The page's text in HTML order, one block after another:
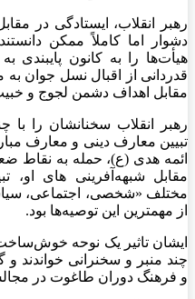
رهبر انقلاب، ایستادگیدر
دشوار
اما کاملاً ممکن
هیأت‌ها را به کانون پایبندی
قدردانی از اقبال نسل جوان
مقابل اهداف دشمن لجوج و
رهبر انقلاب سخنانشان را با
تبیین معارف دینی و معارف
ائمه هدی (ع)، حمله به نقاط
مقابل شبهه‌آفرینی های او،
مختلف «شخصی، اجتماعی،
از مهمترین این توصیه‌ها بود.
ایشان تاثیر یک نوحه
چند منبر و سخنرانی خواندند و
و فرهنگ دوران طاغوت در